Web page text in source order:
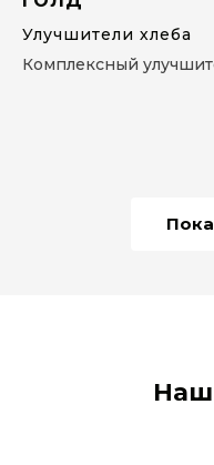
Улучшители хлеба
Комплексный